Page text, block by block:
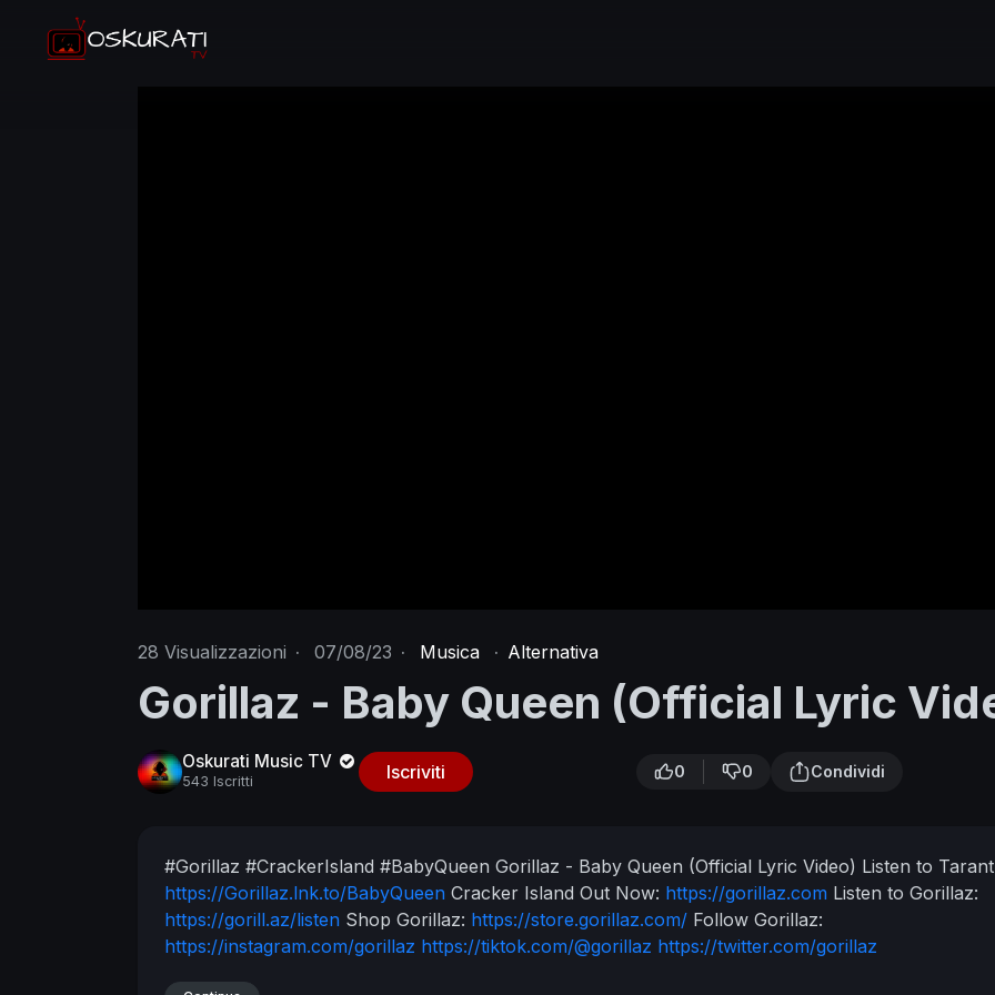
28 Visualizzazioni · 07/08/23 · Musica · Alternativa
Gorillaz - Baby Queen (Official Lyric
Oskurati Music TV
543 Iscritti Iscriviti 0 0 Condividi
#Gorillaz #CrackerIsland #BabyQueen Gorillaz - Baby Queen (Official Lyric Video) Listen to
https://Gorillaz.lnk.to/BabyQueen Cracker Island Out Now: https://gorillaz.com Listen to Gorillaz:
https://gorill.az/listen Shop Gorillaz: https://store.gorillaz.com/ Follow Gorillaz:
https://instagram.com/gorillaz​ https://tiktok.com/@gorillaz https://twitter.com/gorillaz​